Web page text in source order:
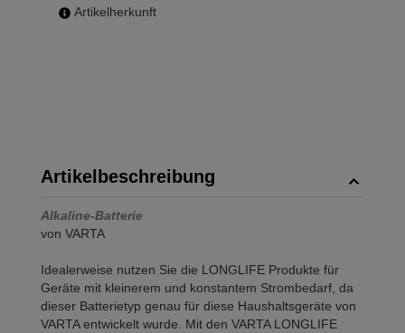
Artikelherkunft
Artikelbeschreibung
Alkaline-Batterie
von VARTA
Idealerweise nutzen Sie die LONGLIFE Produkte für
Geräte mit kleinerem und konstantem Strombedarf, da
dieser Batterietyp genau für diese Haushaltsgeräte von
VARTA entwickelt wurde. Mit den VARTA LONGLIFE